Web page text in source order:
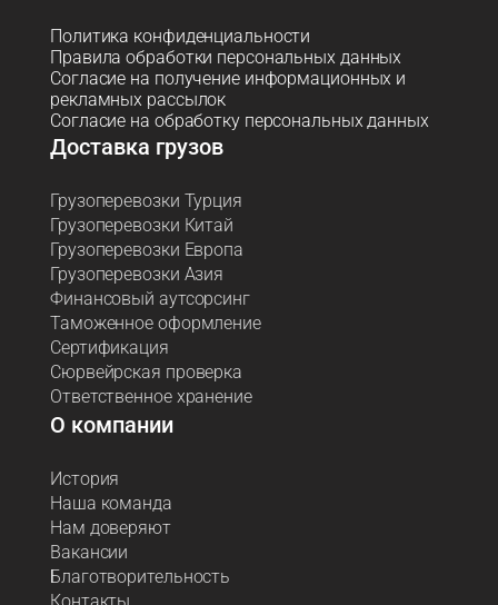
Политика конфиденциальности
Правила обработки персональных данных
Согласие на получение информационных и
рекламных рассылок
Согласие на обработку персональных данных
Доставка грузов
Грузоперевозки Турция
Грузоперевозки Китай
Грузоперевозки Европа
Грузоперевозки Азия
Финансовый аутсорсинг
Таможенное оформление
Сертификация
Сюрвейрская проверка
Ответственное хранение
О компании
История
Наша команда
Нам доверяют
Вакансии
Благотворительность